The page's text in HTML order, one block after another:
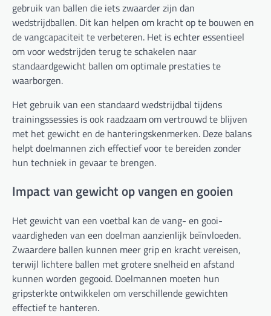
gebruik van ballen die iets zwaarder zijn dan
wedstrijdballen. Dit kan helpen om kracht op te bouwen en
de vangcapaciteit te verbeteren. Het is echter essentieel
om voor wedstrijden terug te schakelen naar
standaardgewicht ballen om optimale prestaties te
waarborgen.
Het gebruik van een standaard wedstrijdbal tijdens
trainingssessies is ook raadzaam om vertrouwd te blijven
met het gewicht en de hanteringskenmerken. Deze balans
helpt doelmannen zich effectief voor te bereiden zonder
hun techniek in gevaar te brengen.
Impact van gewicht op vangen en gooien
Het gewicht van een voetbal kan de vang- en gooi-
vaardigheden van een doelman aanzienlijk beïnvloeden.
Zwaardere ballen kunnen meer grip en kracht vereisen,
terwijl lichtere ballen met grotere snelheid en afstand
kunnen worden gegooid. Doelmannen moeten hun
gripsterkte ontwikkelen om verschillende gewichten
effectief te hanteren.